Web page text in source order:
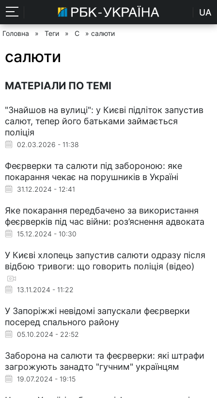
UA
Головна » Теги » С » салюти
салюти
МАТЕРІАЛИ ПО ТЕМІ
"Знайшов на вулиці": у Києві підліток запустив
салют, тепер його батьками займається
поліція
02.03.2026 - 11:38
Феєрверки та салюти під забороною: яке
покарання чекає на порушників в Україні
31.12.2024 - 12:41
Яке покарання передбачено за використання
феєрверків під час війни: роз’яснення адвоката
15.12.2024 - 10:30
У Києві хлопець запустив салюти одразу після
відбою тривоги: що говорить поліція (відео)
13.11.2024 - 11:22
У Запоріжжі невідомі запускали феєрверки
посеред спального району
05.10.2024 - 22:52
Заборона на салюти та феєрверки: які штрафи
загрожують занадто "гучним" українцям
19.07.2024 - 19:15